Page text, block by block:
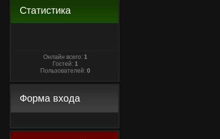
Статистика
Онлайн всего:1
Гостей:1
Пользователей:0
Форма входа